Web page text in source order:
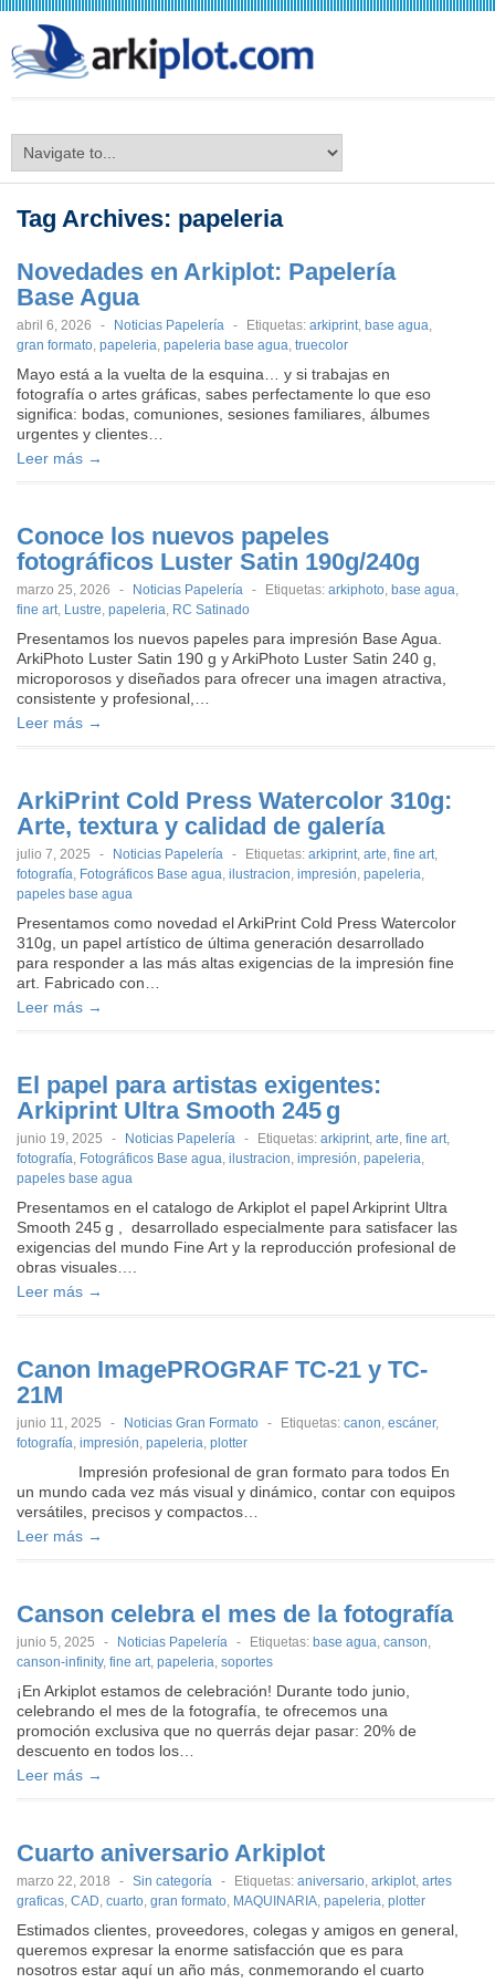
Tag Archives: papeleria
Novedades en Arkiplot: Papelería
Base Agua
abril 6, 2026 - Noticias Papelería - Etiquetas: arkiprint, base agua,
gran formato, papeleria, papeleria base agua, truecolor
Mayo está a la vuelta de la esquina… y si trabajas en
fotografía o artes gráficas, sabes perfectamente lo que eso
significa: bodas, comuniones, sesiones familiares, álbumes
urgentes y clientes…
Leer más →
Conoce los nuevos papeles
fotográficos Luster Satin 190g/240g
marzo 25, 2026 - Noticias Papelería - Etiquetas: arkiphoto, base agua,
fine art, Lustre, papeleria, RC Satinado
Presentamos los nuevos papeles para impresión Base Agua.
ArkiPhoto Luster Satin 190 g y ArkiPhoto Luster Satin 240 g,
microporosos y diseñados para ofrecer una imagen atractiva,
consistente y profesional,…
Leer más →
ArkiPrint Cold Press Watercolor 310g:
Arte, textura y calidad de galería
julio 7, 2025 - Noticias Papelería - Etiquetas: arkiprint, arte, fine art,
fotografía, Fotográficos Base agua, ilustracion, impresión, papeleria,
papeles base agua
Presentamos como novedad el ArkiPrint Cold Press Watercolor
310g, un papel artístico de última generación desarrollado
para responder a las más altas exigencias de la impresión fine
art. Fabricado con…
Leer más →
El papel para artistas exigentes:
Arkiprint Ultra Smooth 245 g
junio 19, 2025 - Noticias Papelería - Etiquetas: arkiprint, arte, fine art,
fotografía, Fotográficos Base agua, ilustracion, impresión, papeleria,
papeles base agua
Presentamos en el catalogo de Arkiplot el papel Arkiprint Ultra
Smooth 245 g , desarrollado especialmente para satisfacer las
exigencias del mundo Fine Art y la reproducción profesional de
obras visuales….
Leer más →
Canon ImagePROGRAF TC-21 y TC-
21M
junio 11, 2025 - Noticias Gran Formato - Etiquetas: canon, escáner,
fotografía, impresión, papeleria, plotter
Impresión profesional de gran formato para todos En
un mundo cada vez más visual y dinámico, contar con equipos
versátiles, precisos y compactos…
Leer más →
Canson celebra el mes de la fotografía
junio 5, 2025 - Noticias Papelería - Etiquetas: base agua, canson,
canson-infinity, fine art, papeleria, soportes
¡En Arkiplot estamos de celebración! Durante todo junio,
celebrando el mes de la fotografía, te ofrecemos una
promoción exclusiva que no querrás dejar pasar: 20% de
descuento en todos los…
Leer más →
Cuarto aniversario Arkiplot
marzo 22, 2018 - Sin categoría - Etiquetas: aniversario, arkiplot, artes
graficas, CAD, cuarto, gran formato, MAQUINARIA, papeleria, plotter
Estimados clientes, proveedores, colegas y amigos en general,
queremos expresar la enorme satisfacción que es para
nosotros estar aquí un año más, conmemorando el cuarto